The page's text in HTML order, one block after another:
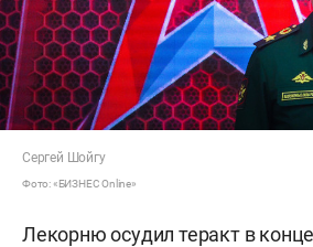
Сергей Шойгу
Фото: «БИЗНЕС Online»
Лекорню осудил теракт в